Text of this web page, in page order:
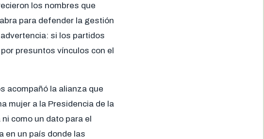
los nombres que
para defender la gestión
si los partidos
presuntos vínculos con el
acompañó la alianza que
mujer a la Presidencia de la
como un dato para el
en un país donde las